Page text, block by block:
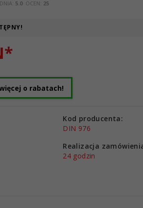
5.0OCEN: 25
o rabatach!
Kod producenta:
DIN 976
Realizacja
24 godzin